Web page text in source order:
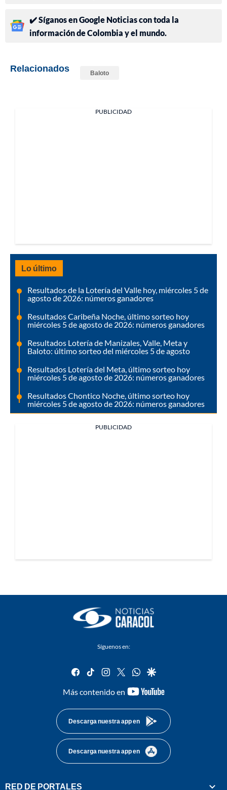
✔️ Síganos en Google Noticias con toda la
información de Colombia y el mundo.
Relacionados Baloto
PUBLICIDAD
Lo último
Resultados de la Lotería del Valle hoy, miércoles 5 de
agosto de 2026: números ganadores
Resultados Caribeña Noche, último sorteo hoy
miércoles 5 de agosto de 2026: números ganadores
Resultados Lotería de Manizales, Valle, Meta y
Baloto: último sorteo del miércoles 5 de agosto
Resultados Lotería del Meta, último sorteo hoy
miércoles 5 de agosto de 2026: números ganadores
Resultados Chontico Noche, último sorteo hoy
miércoles 5 de agosto de 2026: números ganadores
PUBLICIDAD
Síguenos en:
facebook
tiktok instagram
twitterwhatsapp
google
Más contenido en
youtube-
Descarga nuestra app en
Descarga nuestra app en
RED DE PORTALES